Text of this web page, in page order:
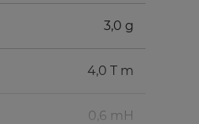
3,0 g
4,0 T m
0,6 mH